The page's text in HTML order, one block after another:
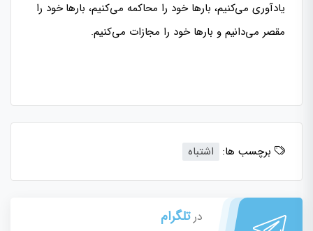
یادآوری می‌کنیم، بارها خود را محاکمه می‌کنیم، بارها خود را
مقصر می‌دانیم و بارها خود را مجازات می‌کنیم.
برچسب ها: اشتباه
درتلگرام